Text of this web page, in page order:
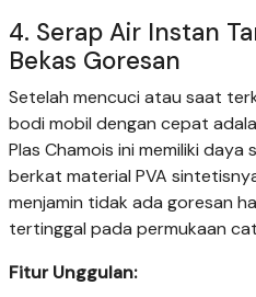
4. Serap Air Instan
Bekas Goresan
Setelah mencuci atau saat
bodi mobil dengan cepat
Plas Chamois ini memiliki daya
berkat material PVA
menjamin tidak ada goresan
tertinggal pada permukaan
Fitur Unggulan: